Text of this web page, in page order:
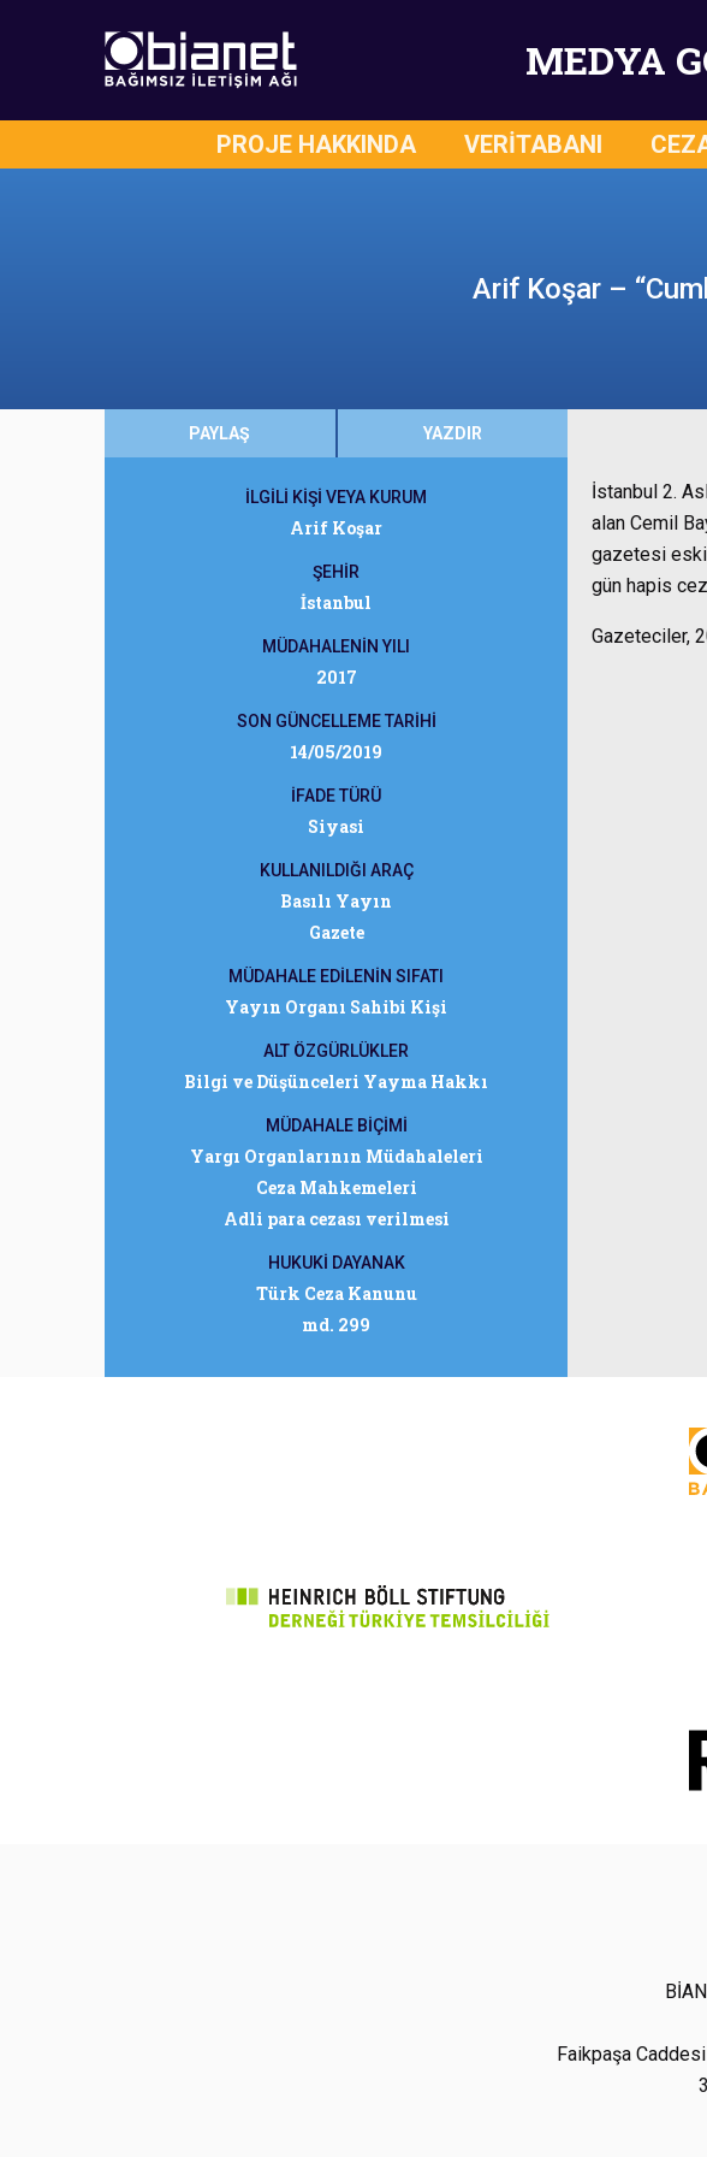
MEDYA
PROJE HAKKINDA VERİTABANI
Arif Koşar –
PAYLAŞ YAZDIR
İLGİLİ KİŞİ VEYA KURUM
Arif Koşar
ŞEHİR
İstanbul
MÜDAHALENİN YILI
2017
SON GÜNCELLEME TARİHİ
14/05/2019
İFADE TÜRÜ
Siyasi
KULLANILDIĞI ARAÇ
Basılı Yayın
Gazete
MÜDAHALE EDİLENİN SIFATI
Yayın Organı Sahibi Kişi
ALT ÖZGÜRLÜKLER
Bilgi ve Düşünceleri Yayma Hakkı
MÜDAHALE BİÇİMİ
Yargı Organlarının Müdahaleleri
Ceza Mahkemeleri
Adli para cezası verilmesi
HUKUKİ DAYANAK
Türk Ceza Kanunu
md. 299
İstanbul 2.
alan Cemil
gazetesi eski
gün hapis
Gazeteciler,
Faikpaşa